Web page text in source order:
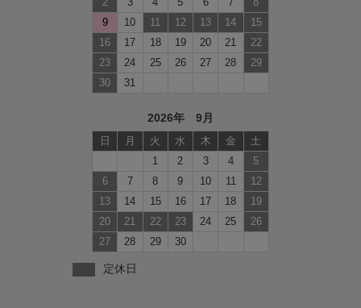
9
10 11 12 13 14
15
16
17 18 19 20 21
22
23
24 25 26 27 28
29
30
31
2026年 9月
日 月 火 水 木 金
土
1
2 3 4
5
6
7 8 9 10 11
12
13
14 15 16 17 18
19
20
21 22 23 24 25
26
27
28 29 30
定休日